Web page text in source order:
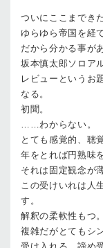
ついにここまできた
ゆらゆら帝国を経
だから分かる事が
坂本慎太郎ソロア
レビューというお
なる。
初聞。
……わからない。
とても感覚的、聴
年をとれば円熟味
それは固定観念が
この受けいれは人
す。
解釈の柔軟性もつ。
複雑だがとてもシ